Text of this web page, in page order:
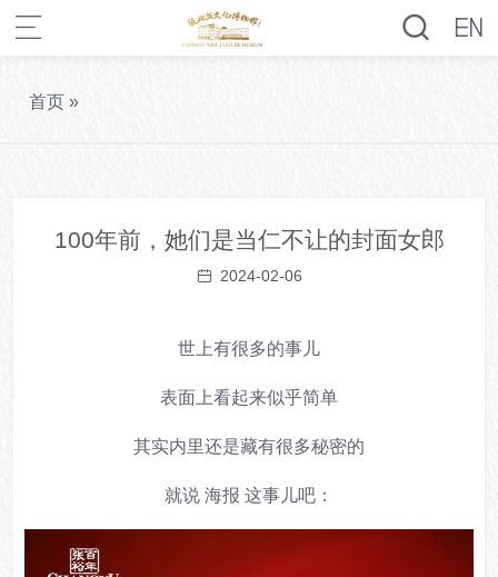
首页 »
100年前，她们是当仁不让的封面女郎
2024-02-06
世上有很多的事儿
表面上看起来似乎简单
其实内里还是藏有很多秘密的
就说 海报 这事儿吧：